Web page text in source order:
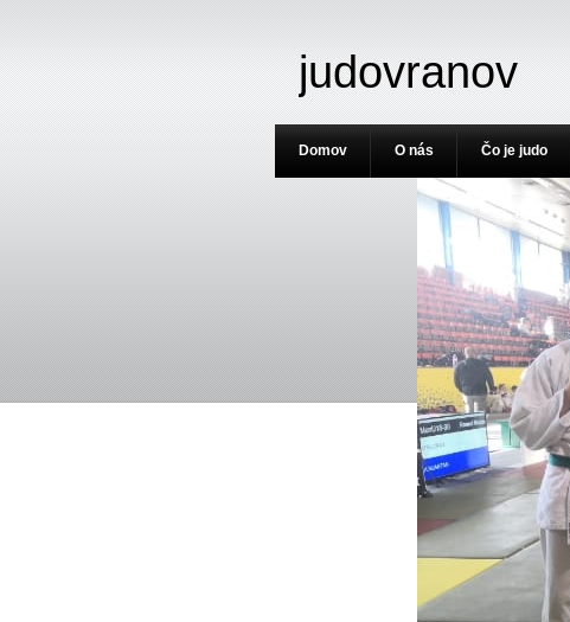
judovranov
Domov O nás Čo je judo